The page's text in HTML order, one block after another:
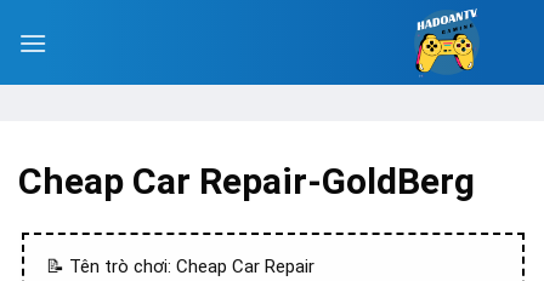
Cheap Car Repair-GoldBerg
📝 Tên trò chơi: Cheap Car Repair